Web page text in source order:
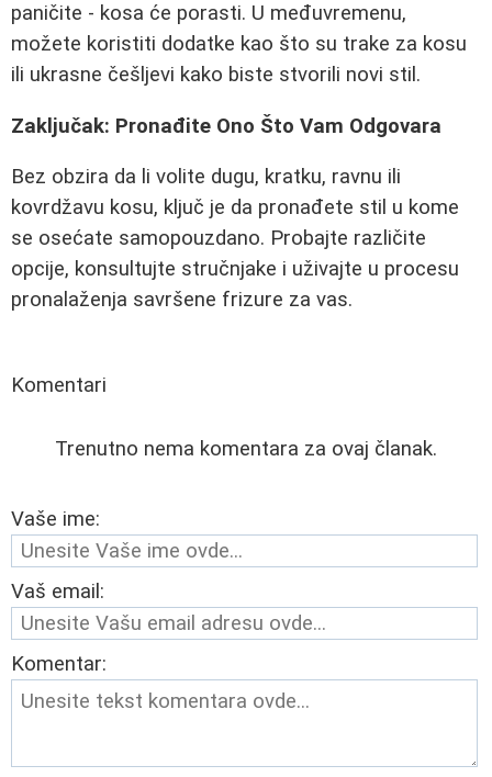
paničite - kosa će porasti. U međuvremenu,
možete koristiti dodatke kao što su trake za kosu
ili ukrasne češljevi kako biste stvorili novi stil.
Zaključak: Pronađite Ono Što Vam Odgovara
Bez obzira da li volite dugu, kratku, ravnu ili
kovrdžavu kosu, ključ je da pronađete stil u kome
se osećate samopouzdano. Probajte različite
opcije, konsultujte stručnjake i uživajte u procesu
pronalaženja savršene frizure za vas.
Komentari
Trenutno nema komentara za ovaj članak.
Vaše ime:
Vaš email:
Komentar: